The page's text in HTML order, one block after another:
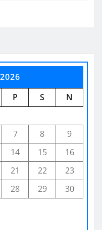
P S
N
7 8
9
14 15
16
21 22
23
28 29
30